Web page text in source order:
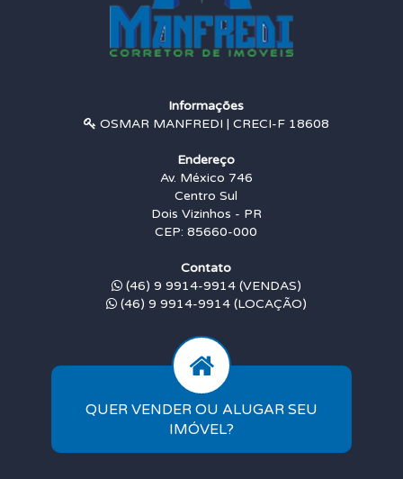
Informações
OSMAR MANFREDI | CRECI-F 18608
Endereço
Av. México 746
Centro Sul
Dois Vizinhos - PR
CEP: 85660-000
Contato
(46) 9 9914-9914 (VENDAS)
(46) 9 9914-9914 (LOCAÇÃO)
QUER VENDER OU ALUGAR SEU
IMÓVEL?